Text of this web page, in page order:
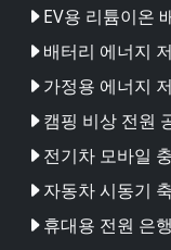
EV용 리튬이온
배터리 에너지
가정용 에너지
캠핑 비상 전원
전기차 모바일
자동차 시동기
휴대용 전원 은행